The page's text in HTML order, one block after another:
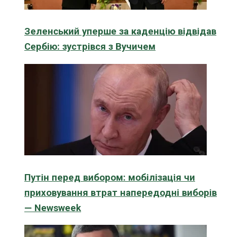
Зеленський уперше за каденцію відвідав
Сербію: зустрівся з Вучичем
Путін перед вибором: мобілізація чи
приховування втрат напередодні виборів
— Newsweek